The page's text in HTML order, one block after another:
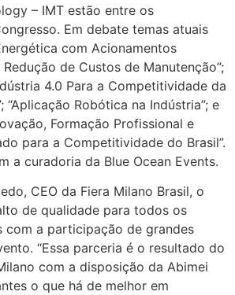
– IMT estão entre os
Em debate temas atuais
com Acionamentos
de Custos de Manutenção”;
4.0 Para a Competitividade da
“Aplicação Robótica na Indústria”; e
Formação Profissional e
para a Competitividade do Brasil”.
a curadoria da Blue Ocean Events.
CEO da Fiera Milano Brasil, o
de qualidade para todos os
com a participação de grandes
“Essa parceria é o resultado do
com a disposição da Abimei
o que há de melhor em